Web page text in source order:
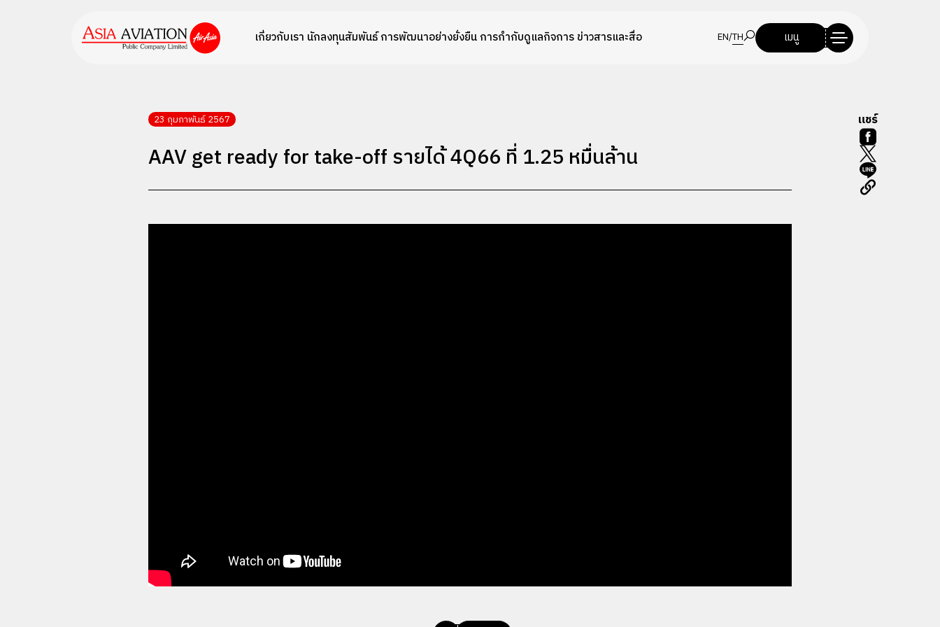
เกี่ยวกับเรา นักลงทุนสัมพันธ์การพัฒนาอย่างยั่งยืนการกำกับดูแลกิจการข่าวสารและสื่อ EN/TH เมนู
23 กุมภาพันธ์ 2567
AAV get ready for take-off รายได้ 4Q66 ที่ 1.25 หมื่นล้าน
แชร์